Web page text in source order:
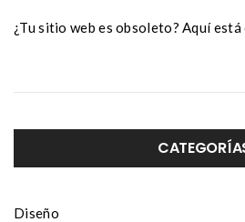
¿Tu sitio web es obsoleto? Aquí está
Diseño